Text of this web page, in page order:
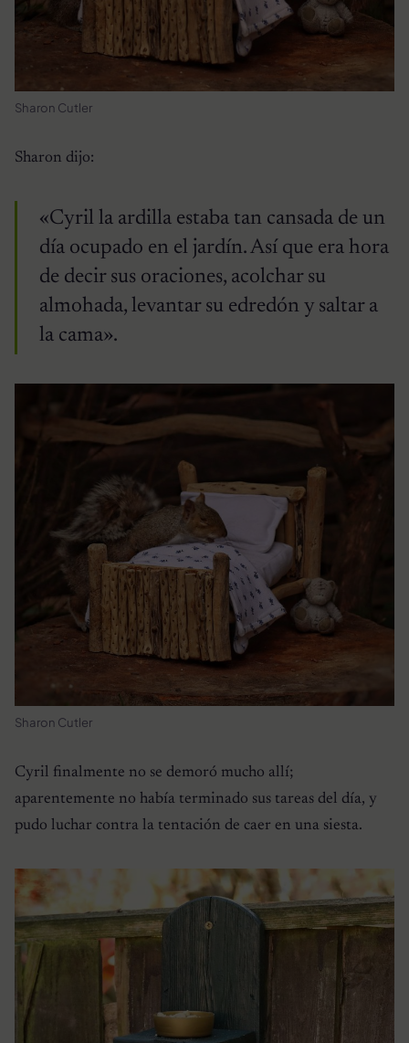
Sharon Cutler
Sharon dijo:
«Cyril la ardilla estaba tan cansada de un
día ocupado en el jardín. Así que era hora
de decir sus oraciones, acolchar su
almohada, levantar su edredón y saltar a
la cama».
Sharon Cutler
Cyril finalmente no se demoró mucho allí;
aparentemente no había terminado sus tareas del día, y
pudo luchar contra la tentación de caer en una siesta.